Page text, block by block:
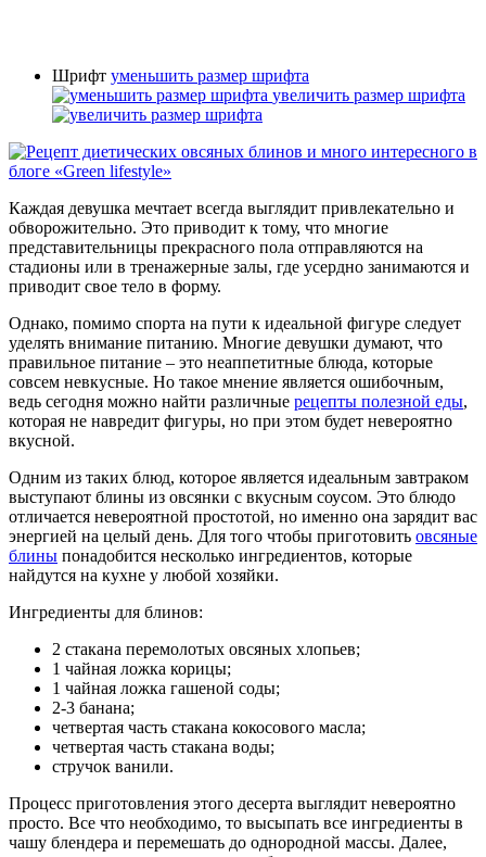
Шрифт уменьшить размер шрифта
увеличить размер шрифта
Каждая девушка мечтает всегда выглядит привлекательно и
обворожительно. Это приводит к тому, что многие
представительницы прекрасного пола отправляются на
стадионы или в тренажерные залы, где усердно занимаются и
приводит свое тело в форму.
Однако, помимо спорта на пути к идеальной фигуре следует
уделять внимание питанию. Многие девушки думают, что
правильное питание – это неаппетитные блюда, которые
совсем невкусные. Но такое мнение является ошибочным,
ведь сегодня можно найти различные рецепты полезной еды,
которая не навредит фигуры, но при этом будет невероятно
вкусной.
Одним из таких блюд, которое является идеальным завтраком
выступают блины из овсянки с вкусным соусом. Это блюдо
отличается невероятной простотой, но именно она зарядит вас
энергией на целый день. Для того чтобы приготовить овсяные
блины понадобится несколько ингредиентов, которые
найдутся на кухне у любой хозяйки.
Ингредиенты для блинов:
2 стакана перемолотых овсяных хлопьев;
1 чайная ложка корицы;
1 чайная ложка гашеной соды;
2-3 банана;
четвертая часть стакана кокосового масла;
четвертая часть стакана воды;
стручок ванили.
Процесс приготовления этого десерта выглядит невероятно
просто. Все что необходимо, то высыпать все ингредиенты в
чашу блендера и перемешать до однородной массы. Далее,